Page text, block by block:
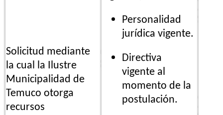
Solicitud mediante
la cual la Ilustre
Municipalidad de
Temuco otorga
recursos
Personalidad
jurídica vigente.
Directiva
vigente al
momento de la
postulación.